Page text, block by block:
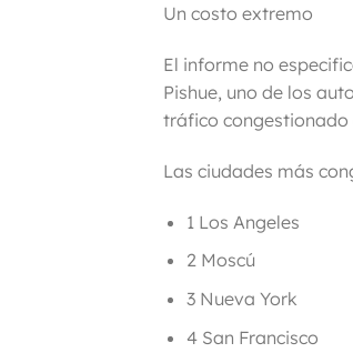
Un costo extremo
El informe no
Pishue, uno de los
tráfico congestionado
Las ciudades más
1 Los Angeles
2 Moscú
3 Nueva York
4 San Francisco